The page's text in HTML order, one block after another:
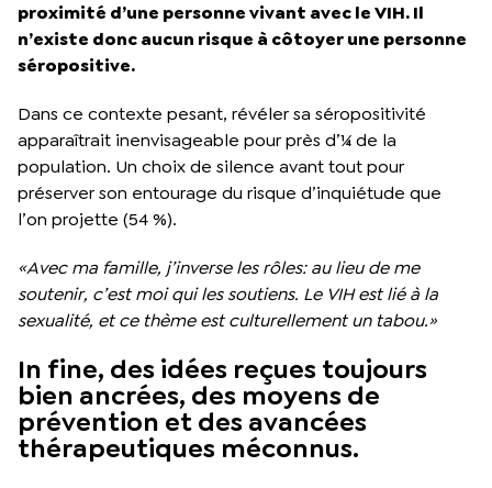
proximité d’une personne vivant avec le VIH. Il
n’existe donc aucun risque à côtoyer une personne
séropositive.
Dans ce contexte pesant, révéler sa séropositivité
apparaîtrait inenvisageable pour près d’¼ de la
population. Un choix de silence avant tout pour
préserver son entourage du risque d’inquiétude que
l’on projette (54 %).
«Avec ma famille, j’inverse les rôles: au lieu de me
soutenir, c’est moi qui les soutiens. Le VIH est lié à la
sexualité, et ce thème est culturellement un tabou.»
In fine, des idées reçues toujours
bien ancrées, des moyens de
prévention et des avancées
thérapeutiques méconnus.